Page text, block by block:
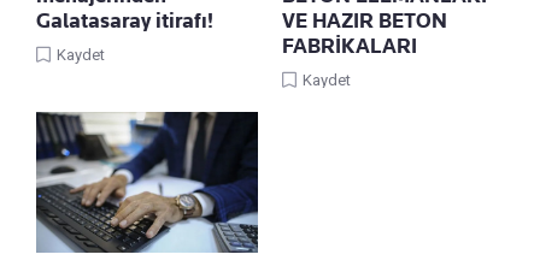
Galatasaray itirafı!
Kaydet
VE HAZIR BETON
FABRİKALARI
Kaydet